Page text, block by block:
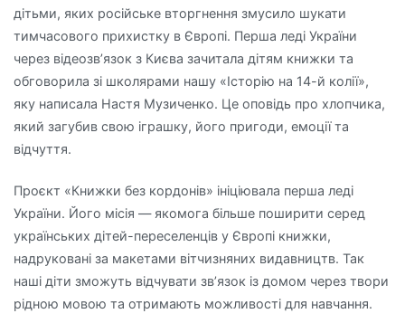
дітьми, яких російське вторгнення змусило шукати
тимчасового прихистку в Європі. Перша леді України
через відеозв’язок з Києва зачитала дітям книжки та
обговорила зі школярами нашу «Історію на 14-й колії»,
яку написала Настя Музиченко. Це оповідь про хлопчика,
який загубив свою іграшку, його пригоди, емоції та
відчуття.
Проєкт «Книжки без кордонів» ініціювала перша леді
України. Його місія — якомога більше поширити серед
українських дітей-переселенців у Європі книжки,
надруковані за макетами вітчизняних видавництв. Так
наші діти зможуть відчувати зв’язок із домом через твори
рідною мовою та отримають можливості для навчання.